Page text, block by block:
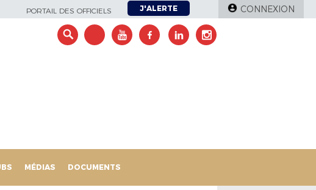
PORTAIL DES OFFICIELS J'ALERTE CONNEXION
MÉDIAS DOCUMENTS